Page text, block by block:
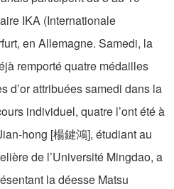
IKA (Internationale
en Allemagne. Samedi, la
remporté quatre médailles
d’or attribuées samedi dans la
individuel, quatre l’ont été à
hong [楊鍵鴻], étudiant au
de l’Université Mingdao, a
la déesse Matsu